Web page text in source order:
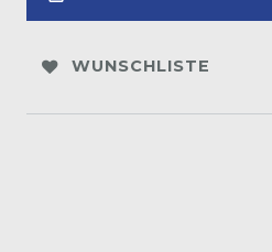
WUNSCHLISTE